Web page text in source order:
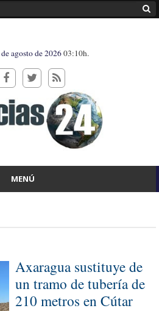
agosto de 202603:10h.
MENÚ
Axaragua sustituye de
un tramo de tubería de
210 metros en Cútar